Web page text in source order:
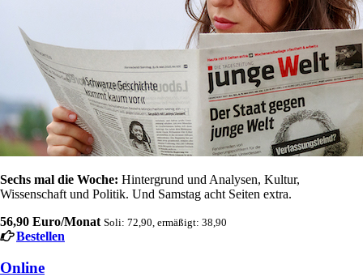
Sechs mal die Woche: Hintergrund und Analysen, Kultur,
Wissenschaft und Politik. Und Samstag acht Seiten extra.
56,90 Euro/Monat Soli: 72,90, ermäßigt: 38,90
Bestellen
Online